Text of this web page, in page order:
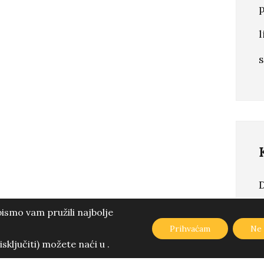
projekt koji treba
vam pružili najbolje
možete naći u .
Prihvaćam Ne